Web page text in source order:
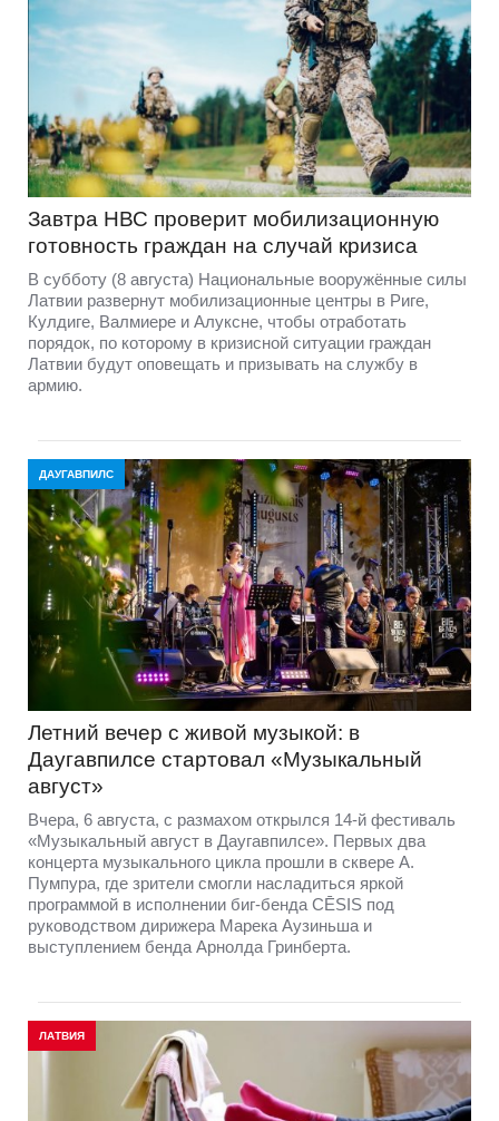
Завтра НВС проверит мобилизационную
готовность граждан на случай кризиса
В субботу (8 августа) Национальные вооружённые силы
Латвии развернут мобилизационные центры в Риге,
Кулдиге, Валмиере и Алуксне, чтобы отработать
порядок, по которому в кризисной ситуации граждан
Латвии будут оповещать и призывать на службу в
армию.
ДАУГАВПИЛС
Летний вечер с живой музыкой: в
Даугавпилсе стартовал «Музыкальный
август»
Вчера, 6 августа, с размахом открылся 14-й фестиваль
«Музыкальный август в Даугавпилсе». Первых два
концерта музыкального цикла прошли в сквере А.
Пумпура, где зрители смогли насладиться яркой
программой в исполнении биг-бенда CĒSIS под
руководством дирижера Марека Аузиньша и
выступлением бенда Арнолда Гринберта.
ЛАТВИЯ